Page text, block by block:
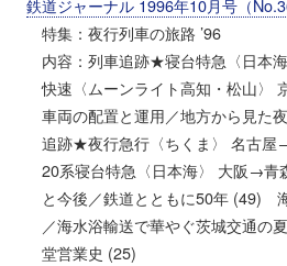
特集：夜行列車の旅路 ’96
内容：列車追跡★寝台特急〈日本
快速〈ムーンライト高知・松山〉
車両の配置と運用／地方から見た
追跡★夜行急行〈ちくま〉 名古
20系寝台特急〈日本海〉 大阪→青
と今後／鉄道とともに50年 (49)
／海水浴輸送で華やぐ茨城交通の
堂営業史 (25)